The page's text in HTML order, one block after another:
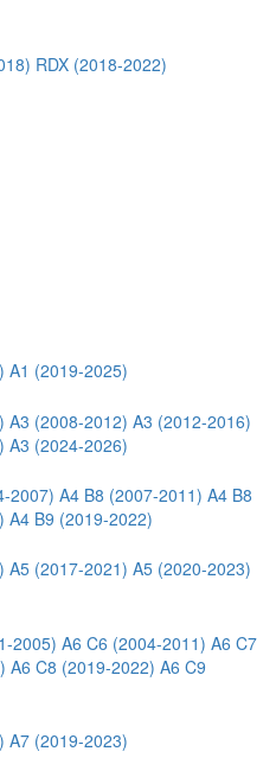
RDX (2018-2022)
A1 (2019-2025)
A3 (2008-2012) A3 (2012-2016)
A3 (2024-2026)
2007) A4 B8 (2007-2011) A4 B8
A4 B9 (2019-2022)
A5 (2017-2021) A5 (2020-2023)
2005) A6 C6 (2004-2011) A6 C7
A6 C8 (2019-2022) A6 C9
A7 (2019-2023)